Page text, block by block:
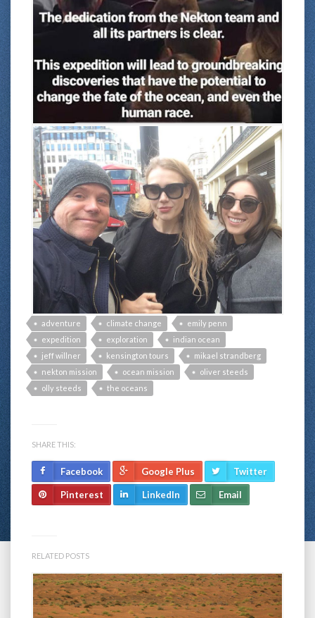
adventure climate change
emily penn
expedition
exploration
indian ocean
jeff willner
kensington tours
mikael strandberg
nekton mission
ocean mission
oliver steeds
olly steeds
the oceans
SHARE THIS:
Facebook Google Plus Twitter
Pinterest LinkedIn Email
RELATED POSTS